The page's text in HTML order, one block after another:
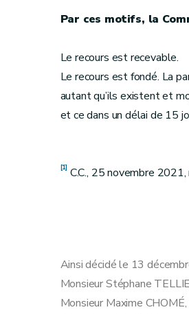
Par ces motifs, la
Le recours est recevable.
Le recours est fondé. La
autant qu’ils existent et
et ce dans un délai de 15
[1] C.C., 25 novembre
Ainsi décidé le 13
Monsieur Stéphane
Monsieur Maxime